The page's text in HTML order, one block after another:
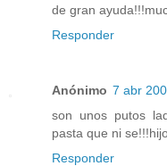
de gran
Responder
Anónimo 7 abr
son unos putos
pasta que ni
Responder